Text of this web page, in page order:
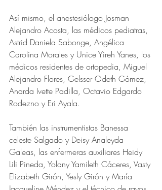
Así mismo, el anestesiólogo Josman
Alejandro Acosta, las médicos pediatras,
Astrid Daniela Sabonge, Angélica
Carolina Morales y Unice Yireh Yanes, los
médicos residentes de ortopedia, Miguel
Alejandro Flores, Gelsser Odeth Gómez,
Anarda Ivette Padilla, Octavio Edgardo
Rodezno y Eri Ayala.
También las instrumentistas Banessa
celeste Salgado y Deisy Analeyda
Galeas, las enfermeras auxiliares Heidy
Lili Pineda, Yolany Yamileth Cáceres, Vasty
Elizabeth Girón, Yesly Girón y María